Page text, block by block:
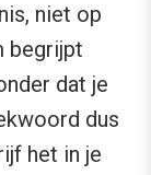
niet op
begrijpt
dat je
dus
het in je